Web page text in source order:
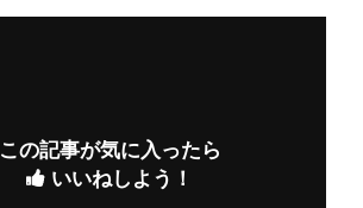
この記事が気に入ったら
いいねしよう！